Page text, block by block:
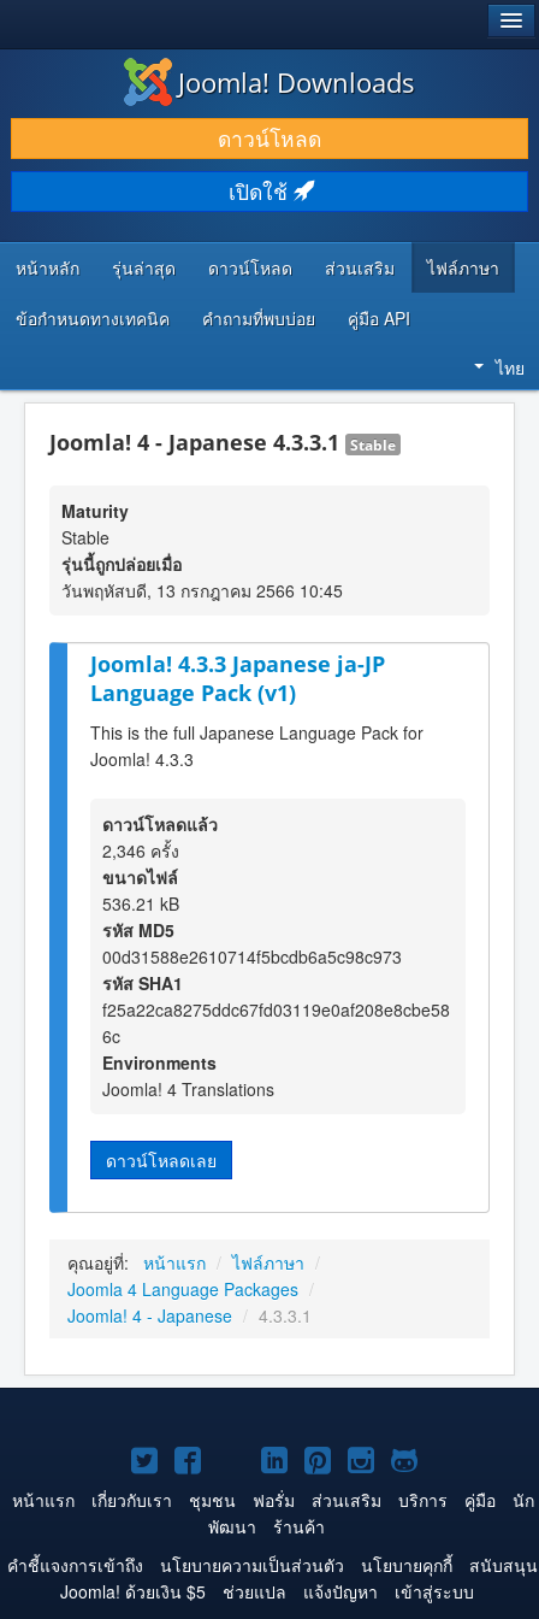
ดาวน์โหลด & ส่วนเสริม
ค้นคว้า & เรียนรู้
ชุมชน & สนับสนุน
ทรัพยากรสำหรับนักพัฒนา
Joomla! Downloads
ดาวน์โหลด
เปิดใช้
หน้าหลัก รุ่นล่าสุด ดาวน์โหลด ส่วนเสริม ไฟล์ภาษา
ข้อกำหนดทางเทคนิค คำถามที่พบบ่อย คู่มือ API
ไทย
Joomla! 4 - Japanese 4.3.3.1 Stable
Maturity
Stable
รุ่นนี้ถูกปล่อยเมื่อ
วันพฤหัสบดี, 13 กรกฎาคม 2566 10:45
Joomla! 4.3.3 Japanese ja-JP
Language Pack (v1)
This is the full Japanese Language Pack for
Joomla! 4.3.3
ดาวน์โหลดแล้ว
2,346 ครั้ง
ขนาดไฟล์
536.21 kB
รหัส MD5
00d31588e2610714f5bcdb6a5c98c973
รหัส SHA1
f25a22ca8275ddc67fd03119e0af208e8cbe58
6c
Environments
Joomla! 4 Translations
ดาวน์โหลดเลย
คุณอยู่ที่: หน้าแรก / ไฟล์ภาษา /
Joomla 4 Language Packages /
Joomla! 4 - Japanese / 4.3.3.1
Joomla!
บน
Twitter
Joomla!
บน
Facebook
Joomla!
บน
YouTube
Joomla!
บน
LinkedIn
Joomla!
บน
Pinterest
Joomla!
บน
Joomla!
บน
หน้าแรก เกี่ยวกับเรา ชุมชน ฟอรั่ม ส่วนเสริม บริการ คู่มือ
นัก
พัฒนา
ร้านค้า
คำชี้แจงการเข้าถึง
นโยบายความเป็นส่วนตัว นโยบายคุกกี้
สนับสนุน
Joomla! ด้วยเงิน $5
ช่วยแปล แจ้งปัญหา
เข้าสู่ระบบ